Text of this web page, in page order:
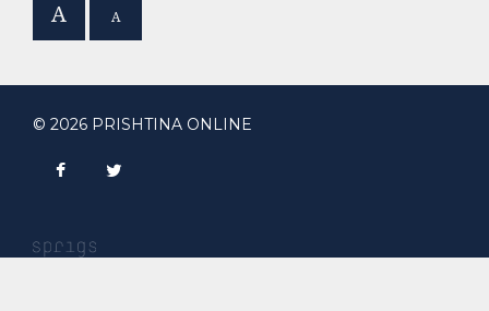
A A
© 2026 PRISHTINA ONLINE